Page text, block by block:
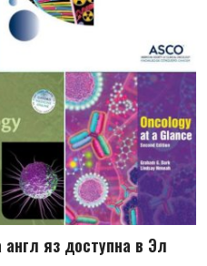
яз доступна в Эл